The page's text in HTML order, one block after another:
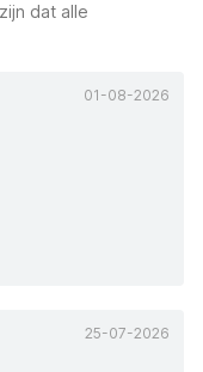
dat alle
01-08-2026
25-07-2026